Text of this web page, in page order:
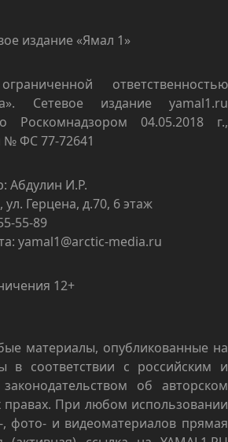
издание «Ямал 1»
ответственностью
Сетевое издание yamal1.ru
Роскомнадзором 04.05.2018 г.,
№ ФС 77-72641
Абдулин И.Р.
Герцена, д.70, 6 этаж
55-89
yamal1@arctic-media.ru
12+
материалы, опубликованные на
в соответствии с российским и
об авторском
При любом использовании
, фото- и видеоматериалов прямая